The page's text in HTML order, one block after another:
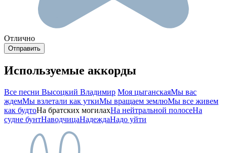
Отлично
Используемые аккорды
Все песни Высоцкий Владимир Моя цыганскаяМы вас
ждемМы взлетали как уткиМы вращаем землюМы все живем
как будтоНа братских могилахНа нейтральной полосеНа
судне бунтНаводчицаНадеждаНадо уйти